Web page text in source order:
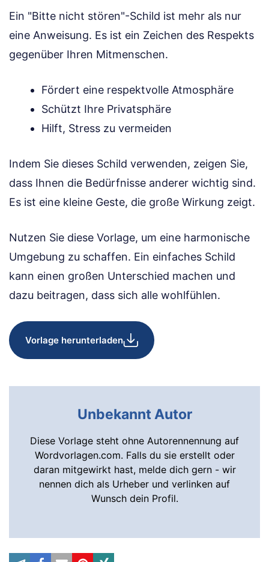
Ein "Bitte nicht stören"-Schild ist mehr als nur
eine Anweisung. Es ist ein Zeichen des Respekts
gegenüber Ihren Mitmenschen.
Fördert eine respektvolle Atmosphäre
Schützt Ihre Privatsphäre
Hilft, Stress zu vermeiden
Indem Sie dieses Schild verwenden, zeigen Sie,
dass Ihnen die Bedürfnisse anderer wichtig sind.
Es ist eine kleine Geste, die große Wirkung zeigt.
Nutzen Sie diese Vorlage, um eine harmonische
Umgebung zu schaffen. Ein einfaches Schild
kann einen großen Unterschied machen und
dazu beitragen, dass sich alle wohlfühlen.
Vorlage herunterladen
Unbekannt Autor
Diese Vorlage steht ohne Autorennennung auf
Wordvorlagen.com. Falls du sie erstellt oder
daran mitgewirkt hast, melde dich gern - wir
nennen dich als Urheber und verlinken auf
Wunsch dein Profil.